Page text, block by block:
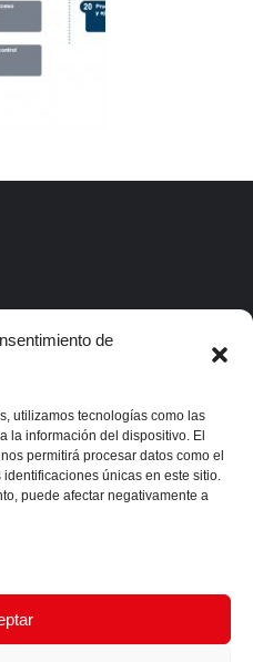
de
utilizamos tecnologías como las
la información del dispositivo. El
permitirá procesar datos como el
únicas en este sitio.
puede afectar negativamente a